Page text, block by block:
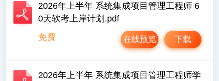
2026年上半年 系统集成项目管理工程师 6
0天软考上岸计划.pdf
免费
下载
在线预览
2026年上半年 系统集成项目管理工程师学